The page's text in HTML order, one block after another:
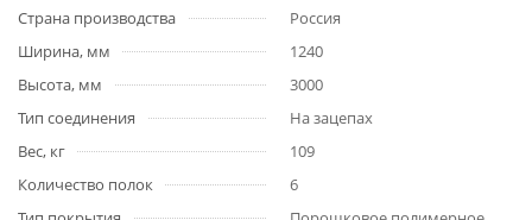
Страна производства
Россия
Ширина, мм
1240
Высота, мм
3000
Тип соединения
На зацепах
Вес, кг
109
Количество полок
6